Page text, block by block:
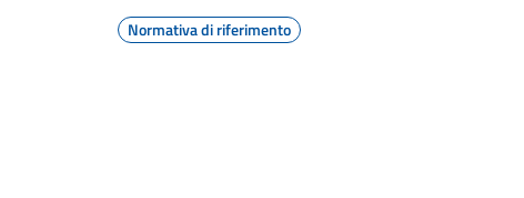
Normativa di riferimento